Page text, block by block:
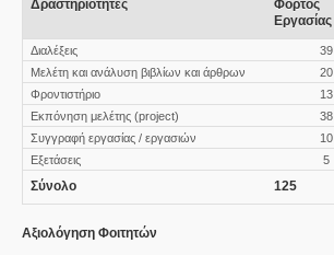
Δραστηριότητες
Φόρτος
Εργασίας
Διαλέξεις 39
Μελέτη και ανάλυση βιβλίων και άρθρων
20
Φροντιστήριο
13
Εκπόνηση μελέτης (project)
38
Συγγραφή εργασίας / εργασιών
10
Εξετάσεις
5
Σύνολο 125
Αξιολόγηση Φοιτητών